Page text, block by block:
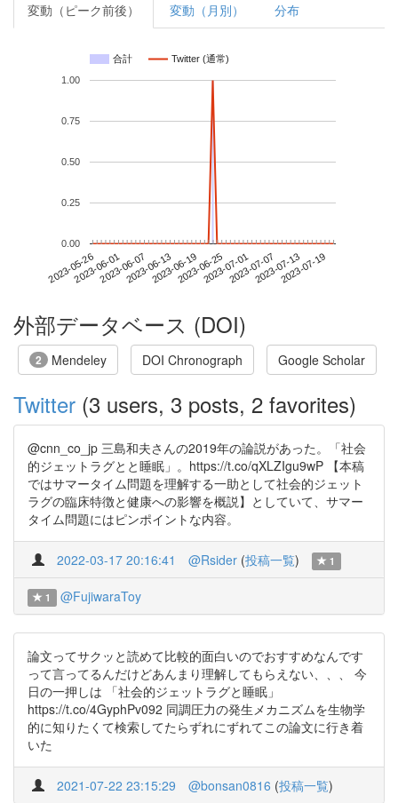
変動（ピーク前後） 変動（月別） 分布
合計 Twitter (通常)
2023-05-262023-06-012023-06-072023-06-132023-06-192023-06-252023-07-012023-07-072023-07-132023-07-19
0.00
0.25
0.50
0.75
1.00
外部データベース (DOI)
2 Mendeley DOI Chronograph Google Scholar
Twitter (3 users, 3 posts, 2 favorites)
@cnn_co_jp 三島和夫さんの2019年の論説があった。「社会
的ジェットラグとと睡眠」。https://t.co/qXLZIgu9wP 【本稿
ではサマータイム問題を理解する一助として社会的ジェット
ラグの臨床特徴と健康への影響を概説】としていて、サマー
タイム問題にはピンポイントな内容。
2022-03-17 20:16:41 @Rsider (投稿一覧) 1
1 @FujiwaraToy
論文ってサクッと読めて比較的面白いのでおすすめなんです
って言ってるんだけどあんまり理解してもらえない、、、 今
日の一押しは 「社会的ジェットラグと睡眠」
https://t.co/4GyphPv092 同調圧力の発生メカニズムを生物学
的に知りたくて検索してたらずれにずれてこの論文に行き着
いた
2021-07-22 23:15:29 @bonsan0816 (投稿一覧)